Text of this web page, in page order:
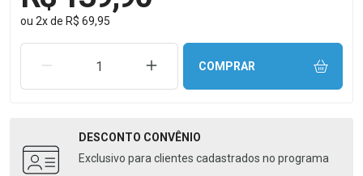
ou 2xde R$ 69,95
REMOVER UMA UNIDADEAUMENTAR UMA UNIDADE
COMPRAR
DESCONTO CONVÊNIO
Exclusivo para clientes cadastrados no programa